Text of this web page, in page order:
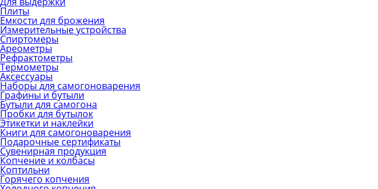
Плиты
Емкости для брожения
Измерительные устройства
Спиртомеры
Ареометры
Рефрактометры
Термометры
Аксессуары
Наборы для самогоноварения
Графины и бутыли
Бутыли для самогона
Пробки для бутылок
Этикетки и наклейки
Книги для самогоноварения
Подарочные сертификаты
Сувенирная продукция
Копчение и колбасы
Коптильни
Горячего копчения